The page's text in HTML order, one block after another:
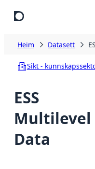
Heim Datasett
Sikt -
ESS
Multilevel
Data